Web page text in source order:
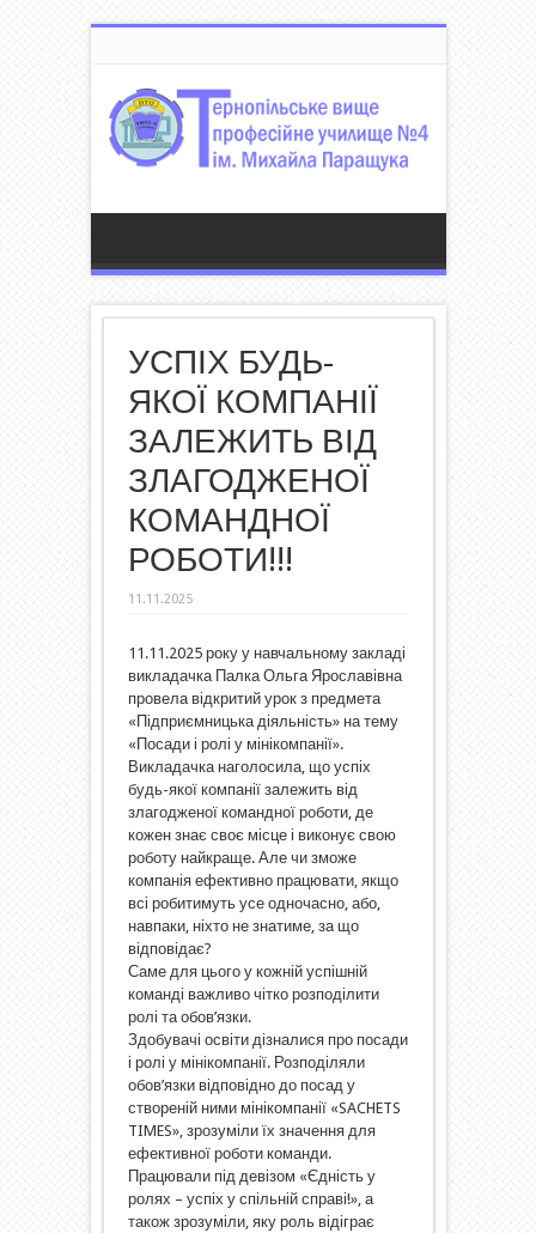
УСПІХ БУДЬ-
ЯКОЇ КОМПАНІЇ
ЗАЛЕЖИТЬ ВІД
ЗЛАГОДЖЕНОЇ
КОМАНДНОЇ
РОБОТИ!!!
11.11.2025
11.11.2025 року у навчальному закладі
викладачка Палка Ольга Ярославівна
провела відкритий урок з предмета
«Підприємницька діяльність» на тему
«Посади і ролі у мінікомпанії».
Викладачка наголосила, що успіх
будь-якої компанії залежить від
злагодженої командної роботи, де
кожен знає своє місце і виконує свою
роботу найкраще. Але чи зможе
компанія ефективно працювати, якщо
всі робитимуть усе одночасно, або,
навпаки, ніхто не знатиме, за що
відповідає?
Саме для цього у кожній успішній
команді важливо чітко розподілити
ролі та обов’язки.
Здобувачі освіти дізналися про посади
і ролі у мінікомпанії. Розподіляли
обов’язки відповідно до посад у
створеній ними мінікомпанії «SACHETS
TIMES», зрозуміли їх значення для
ефективної роботи команди.
Працювали під девізом «Єдність у
ролях – успіх у спільній справі!», а
також зрозуміли, яку роль відіграє